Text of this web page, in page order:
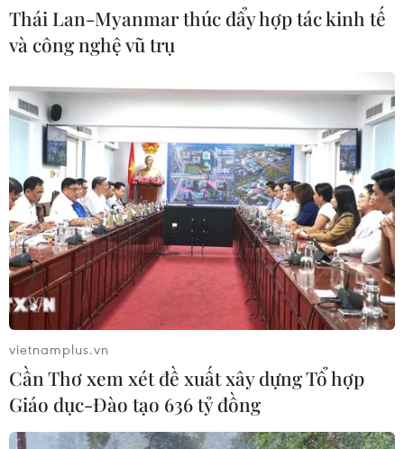
#Thiết bị an ninh
#Mỹ-Iran
#Ngoại trưởng Iran Mohammad Javad Zarif
#tin tức
#tin tức mới nhất
#tin tức 24h
#tin tức mới nhất trong ngày
#tin tức thời sự
#tin tức hot
Theo dõi VietnamPlus
Thái Lan-Myanmar thúc đẩy hợp tác kinh tế
và công nghệ vũ trụ
vietnamplus.vn
Cần Thơ xem xét đề xuất xây dựng Tổ hợp
Giáo dục-Đào tạo 636 tỷ đồng